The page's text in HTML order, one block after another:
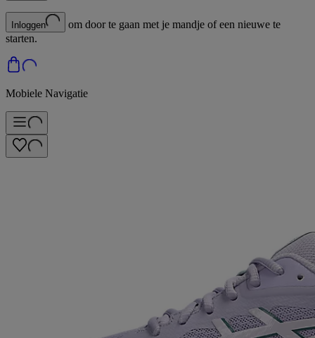
Inloggen
om door te gaan met je mandje of een nieuwe te
starten.
Mobiele Navigatie